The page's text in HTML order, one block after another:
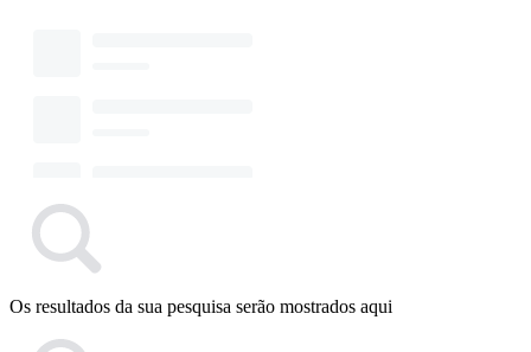
Os resultados da sua pesquisa serão mostrados aqui